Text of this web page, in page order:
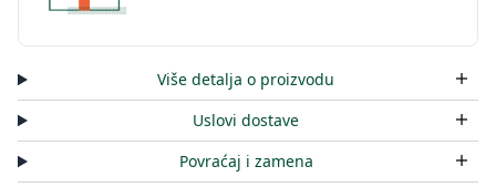
Više detalja o proizvodu
Uslovi dostave
Povraćaj i zamena